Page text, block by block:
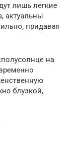
лишь легкие
актуальны
придавая
на
блузкой,